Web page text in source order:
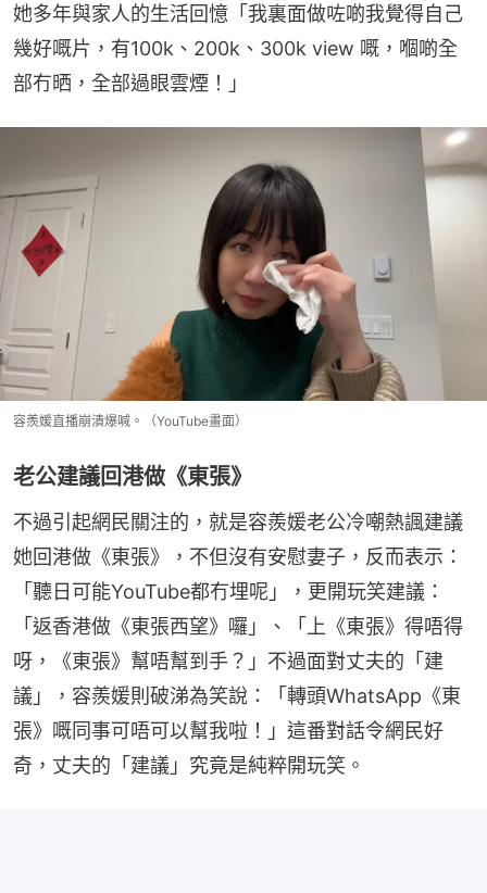
她多年與家人的生活回憶「我裏面做咗啲我覺得自己
幾好嘅片，有100k、200k、300k view 嘅，嗰啲全
部冇晒，全部過眼雲煙！」
容羨媛直播崩潰爆喊。（YouTube畫面）
老公建議回港做《東張》
不過引起網民關注的，就是容羨媛老公冷嘲熱諷建議
她回港做《東張》，不但沒有安慰妻子，反而表示：
「聽日可能YouTube都冇埋呢」，更開玩笑建議：
「返香港做《東張西望》囉」、「上《東張》得唔得
呀，《東張》幫唔幫到手？」不過面對丈夫的「建
議」，容羨媛則破涕為笑說：「轉頭WhatsApp《東
張》嘅同事可唔可以幫我啦！」這番對話令網民好
奇，丈夫的「建議」究竟是純粹開玩笑。